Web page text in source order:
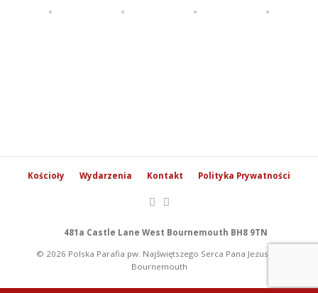
Kościoły Wydarzenia Kontakt Polityka Prywatności
481a Castle Lane West Bournemouth BH8 9TN
© 2026 Polska Parafia pw. Najświętszego Serca Pana Jezusa w
Bournemouth